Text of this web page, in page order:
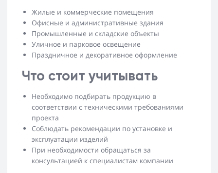
Жилые и коммерческие помещения
Офисные и административные здания
Промышленные и складские объекты
Уличное и парковое освещение
Праздничное и декоративное оформление
Что стоит учитывать
Необходимо подбирать продукцию в
соответствии с техническими требованиями
проекта
Соблюдать рекомендации по установке и
эксплуатации изделий
При необходимости обращаться за
консультацией к специалистам компании